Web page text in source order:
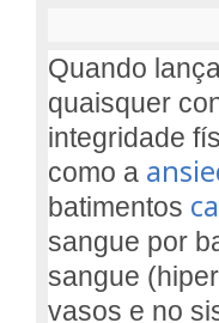
Quando
quaisquer
integridade
como a
batimentos
sangue por
sangue
vasos e no